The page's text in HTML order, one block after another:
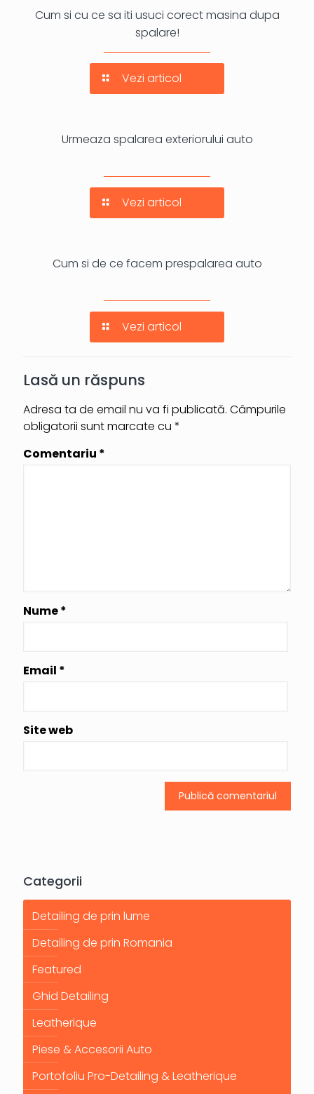
Cum si cu ce sa iti usuci corect masina dupa
spalare!
Vezi articol
Urmeaza spalarea exteriorului auto
Vezi articol
Cum si de ce facem prespalarea auto
Vezi articol
Lasă un răspuns
Adresa ta de email nu va fi publicată. Câmpurile
obligatorii sunt marcate cu *
Comentariu *
Nume*
Email *
Site web
Categorii
Detailing de prin lume
Detailing de prin Romania
Featured
Ghid Detailing
Leatherique
Piese & Accesorii Auto
Portofoliu Pro-Detailing & Leatherique